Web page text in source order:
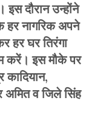
इस दौरान उन्होंने
नागरिक अपने
हर घर तिरंगा
करें। इस मौके पर
कादियान,
अमित व जिले सिंह